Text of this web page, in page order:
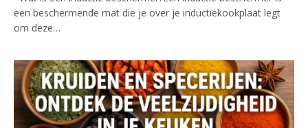
een beschermende mat die je over je inductiekookplaat legt
om deze…